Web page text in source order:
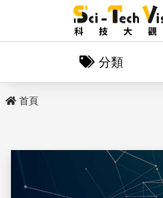
分類
首頁